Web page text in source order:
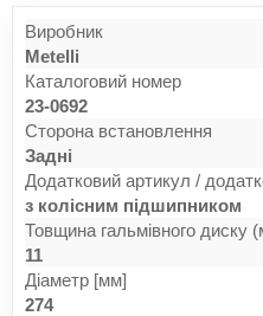
Виробник
Metelli
Каталоговий номер
23-0692
Сторона встановлення
Задні
Додатковий артикул /
з колісним підшипником
Товщина гальмівного диску
11
Діаметр [мм]
274